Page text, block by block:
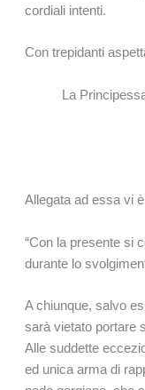
cordiali intenti.
Con trepidanti
La
Allegata ad essa vi
“Con la presente si
durante lo
A chiunque, salvo
sarà vietato portare
Alle suddette
ed unica arma di